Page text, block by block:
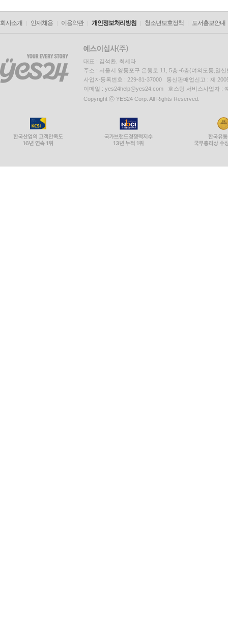
회사소개 인재채용 이용약관 개인정보처리방침 청소년보호정책 도서홍보안내
대표 : 김석환, 최세라
주소 : 서울시 영등포구 은행로 11, 5층~6층(여의도동,일신
사업자등록번호 : 229-81-37000 통신판매업신고 : 제
이메일 : yes24help@yes24.com 호스팅 서비스사업자 :
Copyright ⓒ YES24 Corp. All Rights Reserved.